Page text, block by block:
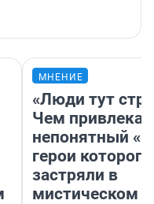
МНЕНИЕ
«Люди тут
Чем
непонятный
герои которого
застряли в
мистическом